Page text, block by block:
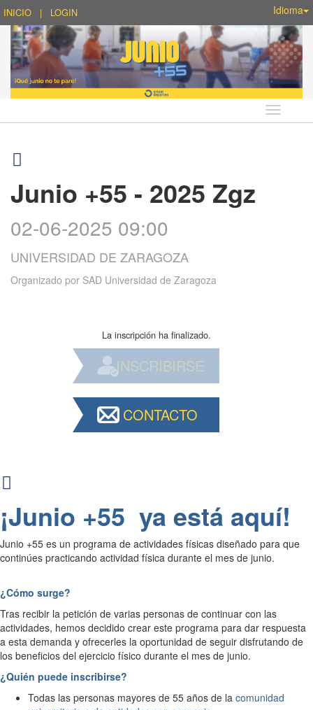
INICIO | LOGIN Idioma
Idioma
Junio +55 - 2025 Zgz
02-06-2025 09:00
UNIVERSIDAD DE ZARAGOZA
Organizado por SAD Universidad de Zaragoza
La inscripción ha finalizado.
INSCRIBIRSE
CONTACTO
¡Junio +55 ya está aquí!
Junio +55 es un programa de actividades físicas diseñado para que
continúes practicando actividad física durante el mes de junio.
¿Cómo surge?
Tras recibir la petición de varias personas de continuar con las
actividades, hemos decidido crear este programa para dar respuesta
a esta demanda y ofrecerles la oportunidad de seguir disfrutando de
los beneficios del ejercicio físico durante el mes de junio.
¿Quién puede inscribirse?
Todas las personas mayores de 55 años de la comunidad